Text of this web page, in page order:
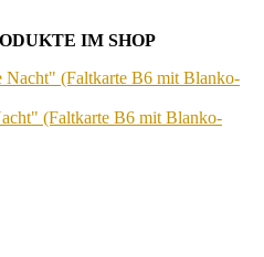
IM SHOP
(Faltkarte B6 mit Blanko-